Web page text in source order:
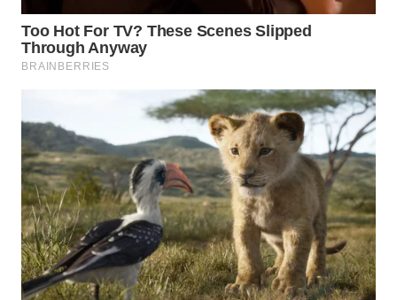
WAHANA
WAHANA
KONSUMEN
WAHANA
LISTRIK
WAHANA
TRAVEL